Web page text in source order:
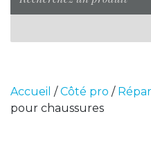
Accueil /Côté pro /
pour chaussures